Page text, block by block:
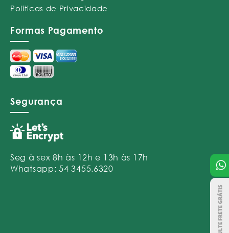
Políticas de Privacidade
Formas Pagamento
Segurança
Seg à sex 8h às 12h e 13h às 17h
Whatsapp: 54 3455.6320